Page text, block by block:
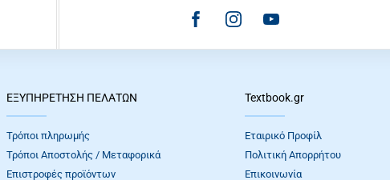
ΕΞΥΠΗΡΕΤΗΣΗ ΠΕΛΑΤΩΝ
Τρόποι πληρωμής
Τρόποι Αποστολής / Μεταφορικά
Επιστροφές προϊόντων
Textbook.gr
Εταιρικό Προφίλ
Πολιτική Απορρήτου
Επικοινωνία